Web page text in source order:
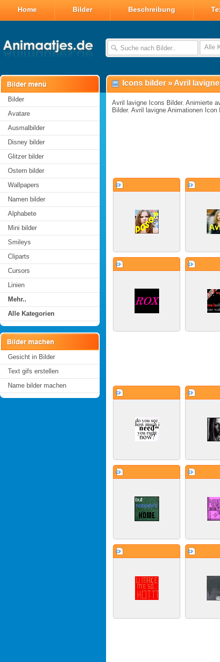
Home Bilder Beschreibung
Alle
Bilder
Avatare
Ausmalbilder
Disney bilder
Glitzer bilder
Ostern bilder
Wallpapers
Namen bilder
Alphabete
Mini bilder
Smileys
Cliparts
Cursors
Linien
Mehr..
Alle Kategorien
Gesicht in Bilder
Text gifs erstellen
Name bilder machen
Icons bilder » Avril
Avril lavigne Icons Bilder. Animierte
Bilder. Avril lavigne Animationen Icon